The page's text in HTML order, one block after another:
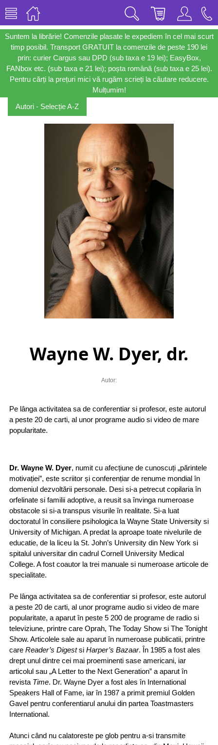
Suntem la librărie! Comenzile plasate le expediem în cel mai scurt
timp posibil. Transport GRATUIT la comenzile de peste 190 lei
prin: curier Cargus sau DPD (sub taxa e 19 lei); EasyBox,
FANbox etc. (sub taxa e 21 lei); poșta română (sub taxa e 25 lei).
Pentru cărți la prețuri mici vă rugăm scrieți la căutare reducere.
Mulțumim!
Autori - Selecție A-Z
Wayne W. Dyer, dr.
Autor:
Pe lânga activitatea sa de conferentiar si profesor, este autorul
a peste 20 de carti, al unor programe audio si video de mare
popularitate.
Dr. Wayne W. Dyer, numit cu afecțiune de cunoscuți „părintele
motivației”, este scriitor și conferențiar de renume mondial în
domeniul dezvoltării personale. Desi si-a petrecut copilaria în
orfelinate si familii adoptive, a reusit sa învinga numeroase
obstacole si si-a transpus visurile în realitate. Si-a luat
doctoratul în consiliere psihologica la Wayne State University si
University of Michigan. A predat la aproape toate nivelurile de
educatie, de la liceu la St. John’s University din New York si
spitalul universitar din cadrul Cornell University Medical
College. A fost coautor la trei manuale si numeroase articole de
specialitate.
Pe lânga activitatea sa de conferentiar si profesor, este autorul
a peste 20 de carti, al unor programe audio si video de mare
popularitate, a aparut în peste 5 200 de programe de radio si
televiziune, printre care Oprah, The Today Show si The Tonight
Show. Articolele sale au aparut în numeroase publicatii, printre
care Reader’s Digestsi Harper’s Bazaar. În 1985 a fost ales
drept unul dintre cei mai proeminenti sase americani, iar
articolul sau „A Letter to the Next Generation” a aparut în
revista Time. Dr. Wayne Dyer a fost ales în International
Speakers Hall of Fame, iar în 1987 a primit premiul Golden
Gavel pentru conferentiarul anului din partea Toastmasters
International.
Atunci când nu calatoreste pe glob pentru a-si transmite